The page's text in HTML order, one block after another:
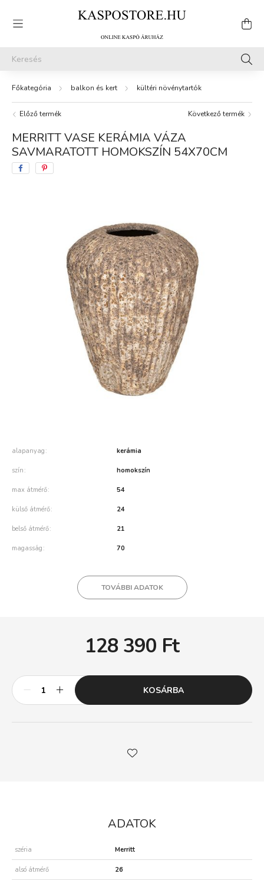
balkon és kert kültéri növénytartók
Előző termék Következő termék
MERRITT VASE KERÁMIA VÁZA
SAVMARATOTT HOMOKSZÍN 54X70CM
alapanyag kerámia
szín homokszín
max átmérő 54
külső átmérő 24
belső átmérő 21
magasság 70
TOVÁBBI ADATOK
128 390 Ft
KOSÁRBA
ADATOK
széria Merritt
alsó átmérő 26